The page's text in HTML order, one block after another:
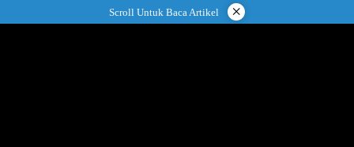
ke
Scroll Untuk Baca Artikel ×